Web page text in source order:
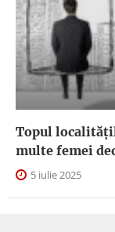
Topul
multe femei
5 iulie 2025